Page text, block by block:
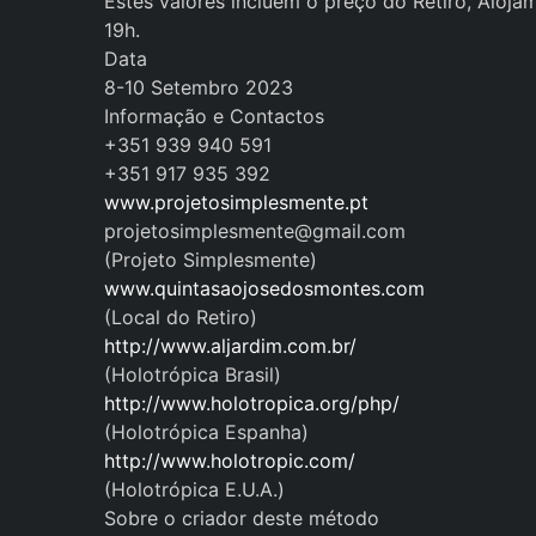
19h.
Data
8-10 Setembro 2023
Informação e Contactos
+351 939 940 591
+351 917 935 392
www.projetosimplesmente.pt
projetosimplesmente@gmail.com
(Projeto Simplesmente)
www.quintasaojosedosmontes.com
(Local do Retiro)
http://www.aljardim.com.br/
(Holotrópica Brasil)
http://www.holotropica.org/php/
(Holotrópica Espanha)
http://www.holotropic.com/
(Holotrópica E.U.A.)
Sobre o criador deste método